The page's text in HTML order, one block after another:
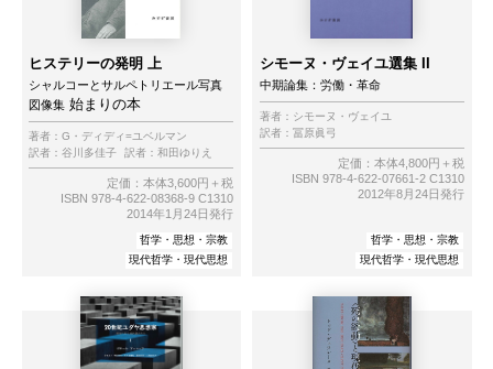
ヒステリーの発明 上
シャルコーとサルペトリエール写真
図像集 始まりの本
著者： G・ディディ=ユベルマン
訳者： 谷川多佳子 訳者： 和田ゆりえ
定価：本体3,600円＋税
ISBN 978-4-622-08368-9 C1310
2014年1月24日発行
哲学・思想・宗教
現代哲学・現代思想
シモーヌ・ヴェイユ選集 II
中期論集：労働・革命
著者： シモーヌ・ヴェイユ
訳者： 冨原眞弓
定価：本体4,800円＋税
ISBN 978-4-622-07661-2 C1310
2012年8月24日発行
哲学・思想・宗教
現代哲学・現代思想